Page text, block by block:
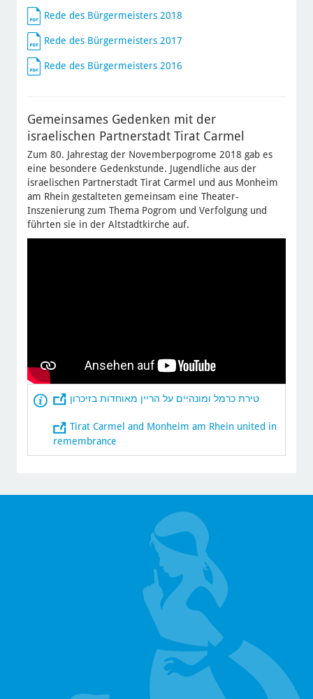
Rede des Bürgermeisters 2018
Rede des Bürgermeisters 2017
Rede des Bürgermeisters 2016
Gemeinsames Gedenken mit der
israelischen Partnerstadt Tirat Carmel
Zum 80. Jahrestag der Novemberpogrome 2018 gab es
eine besondere Gedenkstunde. Jugendliche aus der
israelischen Partnerstadt Tirat Carmel und aus Monheim
am Rhein gestalteten gemeinsam eine Theater-
Inszenierung zum Thema Pogrom und Verfolgung und
führten sie in der Altstadtkirche auf.
טירת כרמל ומונהיים על הריין מאוחדות בזיכרון
Tirat Carmel and Monheim am Rhein united in
remembrance